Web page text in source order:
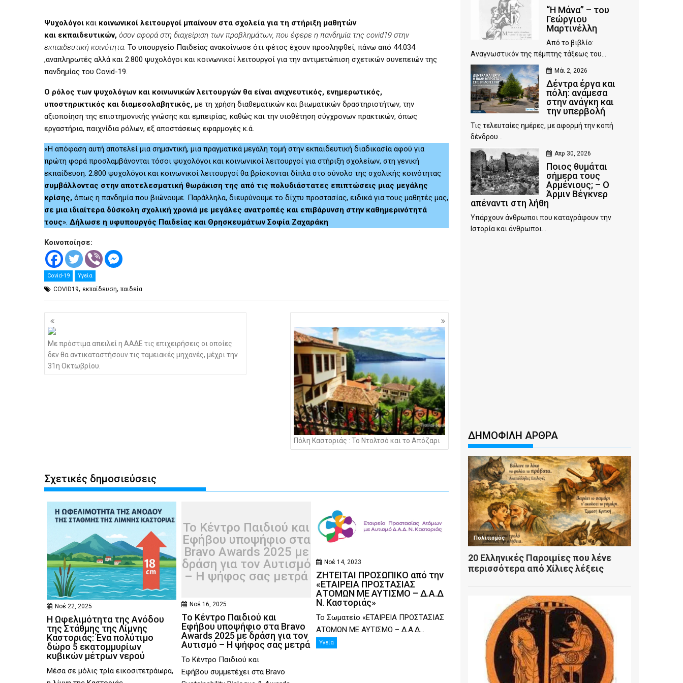
Ψυχολόγοι και κοινωνικοί λειτουργοί μπαίνουν στα σχολεία για τη στήριξη μαθητών
και εκπαιδευτικών, όσον αφορά στη διαχείριση των προβλημάτων, που έφερε η πανδημία της covid19 στην
εκπαιδευτική κοινότητα. Το υπουργείο Παιδείας ανακοίνωσε ότι φέτος έχουν προσληφθεί, πάνω από 44.034
,αναπληρωτές αλλά και 2.800 ψυχολόγοι και κοινωνικοί λειτουργοί για την αντιμετώπιση σχετικών συνεπειών της
πανδημίας του Covid-19.
Ο ρόλος των ψυχολόγων και κοινωνικών λειτουργών θα είναι ανιχνευτικός, ενημερωτικός,
υποστηρικτικός και διαμεσολαβητικός, με τη χρήση διαθεματικών και βιωματικών δραστηριοτήτων, την
αξιοποίηση της επιστημονικής γνώσης και εμπειρίας, καθώς και την υιοθέτηση σύγχρονων πρακτικών, όπως
εργαστήρια, παιχνίδια ρόλων, εξ αποστάσεως εφαρμογές κ.ά.
«Η απόφαση αυτή αποτελεί μια σημαντική, μια πραγματικά μεγάλη τομή στην εκπαιδευτική διαδικασία αφού για
πρώτη φορά προσλαμβάνονται τόσοι ψυχολόγοι και κοινωνικοί λειτουργοί για στήριξη σχολείων, στη γενική
εκπαίδευση. 2.800 ψυχολόγοι και κοινωνικοί λειτουργοί θα βρίσκονται δίπλα στο σύνολο της σχολικής κοινότητας
συμβάλλοντας στην αποτελεσματική θωράκιση της από τις πολυδιάστατες επιπτώσεις μιας μεγάλης
κρίσης, όπως η πανδημία που βιώνουμε. Παράλληλα, διευρύνουμε το δίχτυ προστασίας, ειδικά για τους μαθητές μας,
σε μια ιδιαίτερα δύσκολη σχολική χρονιά με μεγάλες ανατροπές και επιβάρυνση στην καθημερινότητά
τους». Δήλωσε η υφυπουργός Παιδείας και Θρησκευμάτων Σοφία Ζαχαράκη
Κοινοποίησε:
Covid-19 Υγεία
COVID19, εκπαίδευση,παιδεία
Πλοήγηση
άρθρων
Με πρόστιμα απειλεί η ΑΑΔΕ τις επιχειρήσεις οι οποίες
δεν θα αντικαταστήσουν τις ταμειακές μηχανές, μέχρι την
31η Οκτωβρίου.
Πόλη Καστοριάς : Το Ντολτσό και το Απόζαρι
Σχετικές δημοσιεύσεις
Νοέ 22, 2025
Η Ωφελιμότητα της Ανόδου
της Στάθμης της Λίμνης
Καστοριάς: Ένα πολύτιμο
δώρο 5 εκατομμυρίων
κυβικών μέτρων νερού
Μέσα σε μόλις τρία εικοσιτετράωρα,
Το Κέντρο Παιδιού και
Εφήβου υποψήφιο στα
Bravo Awards 2025 με
δράση για τον Αυτισμό
– Η ψήφος σας μετρά
Νοέ 16, 2025
Το Κέντρο Παιδιού και
Εφήβου υποψήφιο στα Bravo
Awards 2025 με δράση για τον
Αυτισμό – Η ψήφος σας μετρά
Το Κέντρο Παιδιού και
Εφήβου συμμετέχει στα Bravo
Νοέ 14, 2023
ΖΗΤΕΙΤΑΙ ΠΡΟΣΩΠΙΚΟ από την
«ΕΤΑΙΡΕΙΑ ΠΡΟΣΤΑΣΙΑΣ
ΑΤΟΜΩΝ ΜΕ ΑΥΤΙΣΜΟ – Δ.Α.Δ
Ν. Καστοριάς»
Το Σωματείο «ΕΤΑΙΡΕΙΑ ΠΡΟΣΤΑΣΙΑΣ
ΑΤΟΜΩΝ ΜΕ ΑΥΤΙΣΜΟ – Δ.Α.Δ...
Υγεία
“Η Μάνα” – του
Γεώργιου
Μαρτινέλλη
Από το βιβλίο:
Αναγνωστικόν της πέμπτης τάξεως του...
Μάι 2, 2026
Δέντρα έργα και
πόλη: ανάμεσα
στην ανάγκη και
την υπερβολή
Τις τελευταίες ημέρες, με αφορμή την κοπή
δένδρου...
Απρ 30, 2026
Ποιος θυμάται
σήμερα τους
Αρμένιους; – Ο
Άρμιν Βέγκνερ
απέναντι στη λήθη
Υπάρχουν άνθρωποι που καταγράφουν την
Ιστορία και άνθρωποι...
ΔΗΜΟΦΙΛΗ ΑΡΘΡΑ